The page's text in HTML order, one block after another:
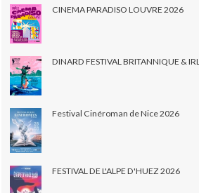
CINEMA PARADISO LOUVRE 2026
DINARD FESTIVAL BRITANNIQUE &
Festival Cinéroman de Nice 2026
FESTIVAL DE L'ALPE D'HUEZ 2026